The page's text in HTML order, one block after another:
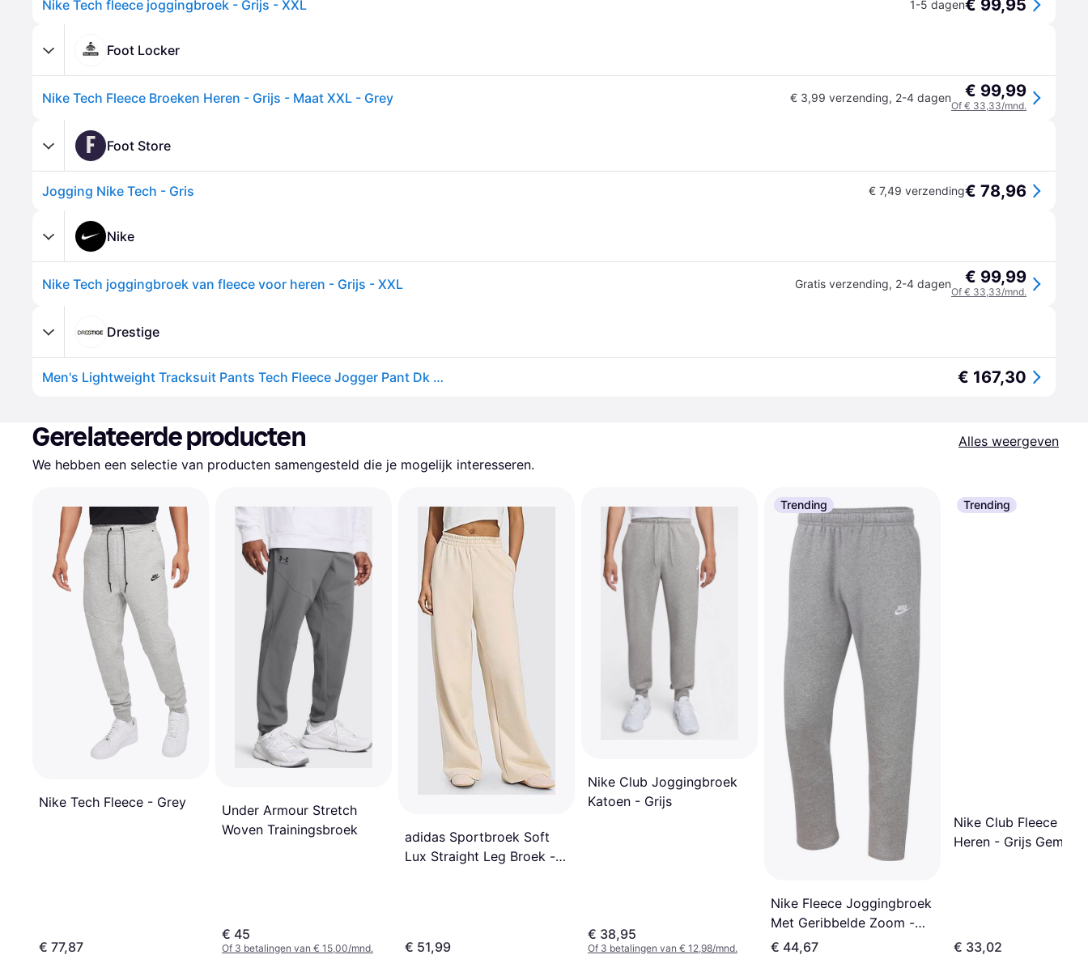
Nike Tech fleece joggingbroek - Grijs - XXL 1-5 dagen€ 99,95
Foot Locker
Nike Tech Fleece Broeken Heren - Grijs - Maat XXL - Grey € 3,99 verzending, 2-4 dagen € 99,99
Of € 33,33/mnd.
F Foot Store
Jogging Nike Tech - Gris € 7,49 verzending€ 78,96
Nike
Nike Tech joggingbroek van fleece voor heren - Grijs - XXL Gratis verzending, 2-4 dagen € 99,99
Of € 33,33/mnd.
Drestige
Men's Lightweight Tracksuit Pants Tech Fleece Jogger Pant Dk Gray Heather/black - DK GREY HEATHER/BLACK € 167,30
Gerelateerde producten
Alles weergeven
We hebben een selectie van producten samengesteld die je mogelijk interesseren.
Nike Tech Fleece - Grey
€ 77,87
Under Armour Stretch
Woven Trainingsbroek
€ 45
Of 3 betalingen van € 15,00/mnd.
adidas Sportbroek Soft
Lux Straight Leg Broek -
€ 51,99
Nike Club Joggingbroek
Katoen - Grijs
€ 38,95
Of 3 betalingen van € 12,98/mnd.
Trending
Nike Fleece Joggingbroek
Met Geribbelde Zoom -
Grijs
€ 44,67
Trending
Nike Club Fleece
Heren - Grijs
€ 33,02